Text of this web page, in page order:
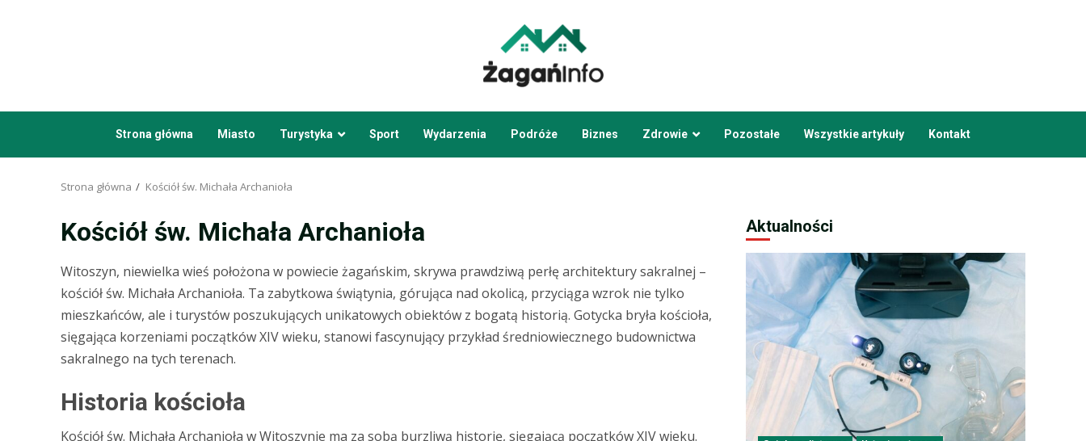
Strona główna Miasto Turystyka Sport Wydarzenia Podróże Biznes Zdrowie Pozostałe Wszystkie artykuły Kontakt
Strona główna Kościół św. Michała Archanioła
Kościół św. Michała Archanioła
Witoszyn, niewielka wieś położona w powiecie żagańskim, skrywa prawdziwą perłę architektury sakralnej –
kościół św. Michała Archanioła. Ta zabytkowa świątynia, górująca nad okolicą, przyciąga wzrok nie tylko
mieszkańców, ale i turystów poszukujących unikatowych obiektów z bogatą historią. Gotycka bryła kościoła,
sięgająca korzeniami początków XIV wieku, stanowi fascynujący przykład średniowiecznego budownictwa
sakralnego na tych terenach.
Historia kościoła
Kościół św. Michała Archanioła w Witoszynie ma za sobą burzliwą historię, sięgającą początków XIV wieku.
Aktualności